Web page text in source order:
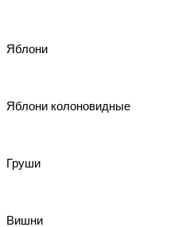
Яблони
Яблони колоновидные
Груши
Вишни